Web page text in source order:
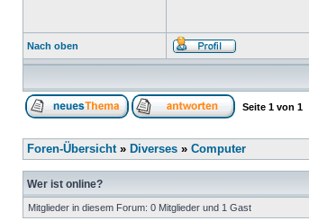
Nach oben
Seite 1 von 1
Foren-Übersicht» Diverses » Computer
Wer ist online?
Mitglieder in diesem Forum: 0 Mitglieder und 1 Gast